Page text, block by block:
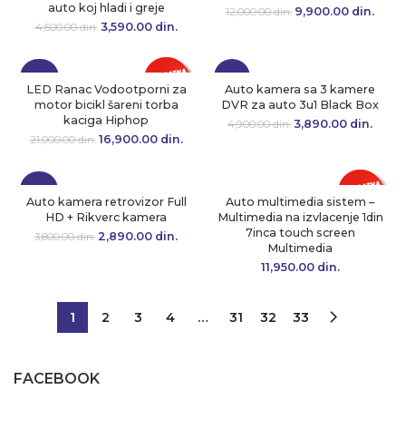
FACEBOOK
auto koj hladi i greje
4,600.00din. Originalna cena
4,600.00 din..
3,590.00 din.
3,590.00 din..
12,000.00din. Originalna cena
9,900.00 din.
-20%
LED Ranac Vodootporni za
motor bicikl šareni torba
kaciga Hiphop
21,000.00din. Originalna cena
16,900.00 din.
-21%
Auto kamera sa 3 kamere
DVR za auto 3u1 Black Box
4,900.00din. Originalna cena
3,890.00 din.
-24%
Auto kamera retrovizor Full
HD + Rikverc kamera
3,800.00din. Originalna cena
2,890.00 din.
Auto multimedia sistem –
Multimedia na izvlacenje 1din
7inca touch screen
Multimedia
11,950.00 din.
1 2 3 4 … 31 32 33